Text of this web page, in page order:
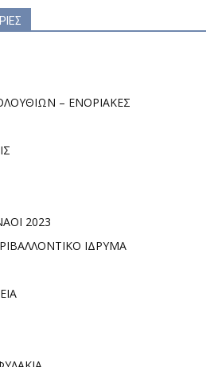
– ΕΝΟΡΙΑΚΕΣ
2023
ΙΔΡΥΜΑ